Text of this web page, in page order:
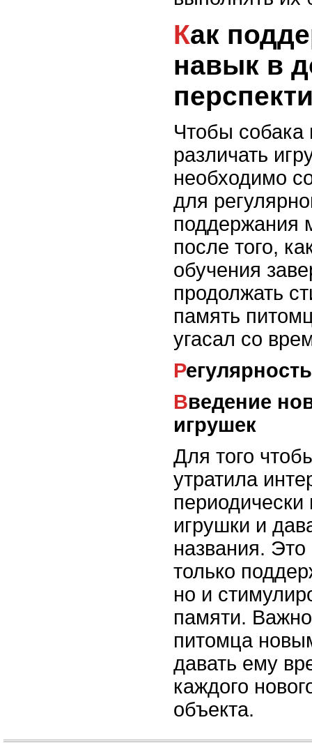
Как поддерживать
навык в
Чтобы собака
различать
необходимо
для
поддержания
после того,
обучения
продолжать
память
угасал со
Введение новых команд и
игрушек
Для того
утратила
игрушки и
названия. Это
только
но и
памяти.
питомца
давать ему
каждого
объекта.